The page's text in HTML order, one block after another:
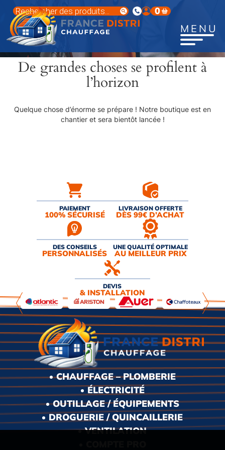
contenu
principal
Recherche
de
produits
0
MENU
De grandes choses se profilent à
l’horizon
Quelque chose d’énorme se prépare ! Notre boutique est en
chantier et sera bientôt lancée !
PAIEMENT
100% SÉCURISÉ
LIVRAISON OFFERTE
DÈS 99€ D’ACHAT
DES CONSEILS
PERSONNALISÉS
UNE QUALITÉ OPTIMALE
AU MEILLEUR PRIX
DEVIS
& INSTALLATION
CHAUFFAGE – PLOMBERIE
ÉLECTRICITÉ
OUTILLAGE / ÉQUIPEMENTS
DROGUERIE / QUINCAILLERIE
VENTILATION